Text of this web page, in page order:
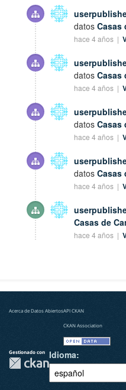
datos Casas
hace 4 años |
datos Casas
hace 4 años |
datos Casas
hace 4 años |
datos Casas
hace 4 años |
Casas de
hace 4 años |
Acerca de Datos AbiertosAPI CKAN
CKAN Association
Gestionado con Idioma